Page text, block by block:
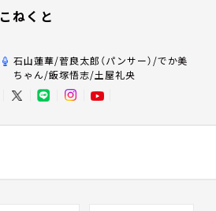
こねくと
石山蓮華/菅良太郎（パンサー）/でか美
ちゃん/飯塚悟志/土屋礼央